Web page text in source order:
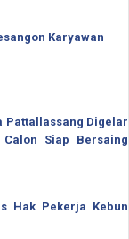
Karyawan
Pattallassang Digelar
Calon Siap Bersaing
Hak Pekerja Kebun